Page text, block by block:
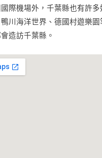
際機場外，千葉縣也有許
川海洋世界、德國村遊樂
造訪千葉縣。